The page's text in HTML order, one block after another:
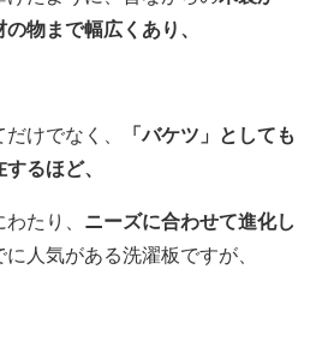
物まで幅広くあり、
けでなく、
「バケツ」としても
るほど、
たり、 ニーズに合わせて進化し
人気がある洗濯板ですが、